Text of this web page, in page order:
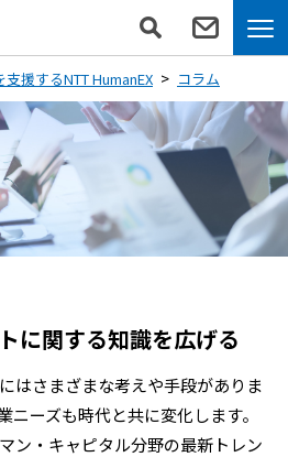
援するNTT HumanEX コラム
に関する知識を広げる
はさまざまな考えや手段がありま
ニーズも時代と共に変化します。
ン・キャピタル分野の最新トレン